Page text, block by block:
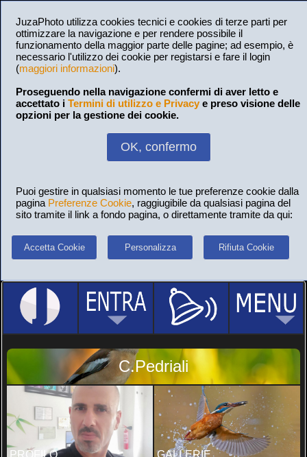
JuzaPhoto utilizza cookies tecnici e cookies di terze parti per
ottimizzare la navigazione e per rendere possibile il
funzionamento della maggior parte delle pagine; ad esempio, è
necessario l'utilizzo dei cookie per registarsi e fare il login
(maggiori informazioni).
Proseguendo nella navigazione confermi di aver letto e
accettato i Termini di utilizzo e Privacy e preso visione delle
opzioni per la gestione dei cookie.
OK, confermo
Puoi gestire in qualsiasi momento le tue preferenze cookie dalla
pagina Preferenze Cookie, raggiugibile da qualsiasi pagina del
sito tramite il link a fondo pagina, o direttamente tramite da qui:
Accetta Cookie Personalizza Rifiuta Cookie
C.Pedriali
PROFILO GALLERIE